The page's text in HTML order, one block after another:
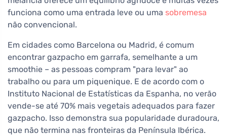
funciona como uma entrada leve ou uma sobremesa
não convencional.
Em cidades como Barcelona ou Madrid, é comum
encontrar gazpacho em garrafa, semelhante a um
smoothie – as pessoas compram "para levar" ao
trabalho ou para um piquenique. E de acordo com o
Instituto Nacional de Estatísticas da Espanha, no verão
vende-se até 70% mais vegetais adequados para fazer
gazpacho. Isso demonstra sua popularidade duradoura,
que não termina nas fronteiras da Península Ibérica.